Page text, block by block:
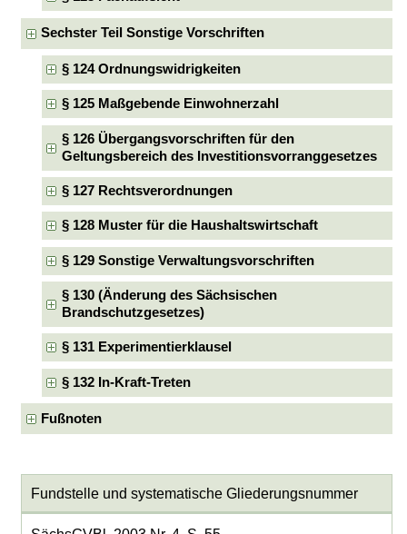
Sechster Teil Sonstige Vorschriften
§ 124 Ordnungswidrigkeiten
§ 125 Maßgebende Einwohnerzahl
§ 126 Übergangsvorschriften für den
Geltungsbereich des Investitionsvorranggesetzes
§ 127 Rechtsverordnungen
§ 128 Muster für die Haushaltswirtschaft
§ 129 Sonstige Verwaltungsvorschriften
§ 130 (Änderung des Sächsischen
Brandschutzgesetzes)
§ 131 Experimentierklausel
§ 132 In-Kraft-Treten
Fußnoten
Fundstelle und systematische Gliederungsnummer